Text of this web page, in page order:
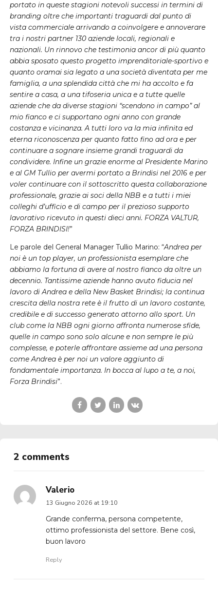
portato in queste stagioni notevoli successi in termini di
branding oltre che importanti traguardi dal punto di
vista commerciale arrivando a coinvolgere e annoverare
tra i nostri partner 130 aziende locali, regionali e
nazionali. Un rinnovo che testimonia ancor di più quanto
abbia sposato questo progetto imprenditoriale-sportivo e
quanto oramai sia legato a una società diventata per me
famiglia, a una splendida città che mi ha accolto e fa
sentire a casa, a una tifoseria unica e a tutte quelle
aziende che da diverse stagioni “scendono in campo” al
mio fianco e ci supportano ogni anno con grande
costanza e vicinanza. A tutti loro va la mia infinita ed
eterna riconoscenza per quanto fatto fino ad ora e per
continuare a sognare insieme grandi traguardi da
condividere. Infine un grazie enorme al Presidente Marino
e al GM Tullio per avermi portato a Brindisi nel 2016 e per
voler continuare con il sottoscritto questa collaborazione
professionale, grazie ai soci della NBB e a tutti i miei
colleghi d’ufficio e di campo per il prezioso supporto
lavorativo ricevuto in questi dieci anni. FORZA VALTUR,
FORZA BRINDISI!”
Le parole del General Manager Tullio Marino: “Andrea per
noi è un top player, un professionista esemplare che
abbiamo la fortuna di avere al nostro fianco da oltre un
decennio. Tantissime aziende hanno avuto fiducia nel
lavoro di Andrea e della New Basket Brindisi; la continua
crescita della nostra rete è il frutto di un lavoro costante,
credibile e di successo generato attorno allo sport. Un
club come la NBB ogni giorno affronta numerose sfide,
quelle in campo sono solo alcune e non sempre le più
complesse, e poterle affrontare assieme ad una persona
come Andrea è per noi un valore aggiunto di
fondamentale importanza. In bocca al lupo a te, a noi,
Forza Brindisi”.
2 comments
Valerio
13 Giugno 2026 at 19:10
Grande conferma, persona competente,
ottimo professionista del settore. Bene così,
buon lavoro
Reply